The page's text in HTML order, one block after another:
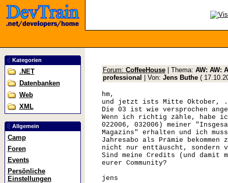
Kategorien
.NET
Datenbanken
Web
XML
Allgemein
Camp
Foren
Events
Persönliche
Einstellungen
Forum: CoffeeHouse| Thema: AW: AW:
professional
| Von: Jens Buthe(
hm,
und jetzt ists Mitte Oktober,
Die 03 ist wie versprochen
Wenn ich richtig zähle, habe
022006, 032006) meiner
Magazins" erhalten und ich
Jahresabo als Prämie
nicht nur enttäuscht, sondern
Sind meine Credits (und damit
eurer Community?
jens